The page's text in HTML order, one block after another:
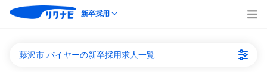
新卒採用
藤沢市 バイヤーの新卒採用求人一覧